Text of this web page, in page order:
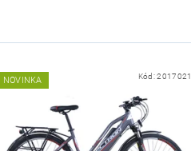
NOVINKA Kód:2017021